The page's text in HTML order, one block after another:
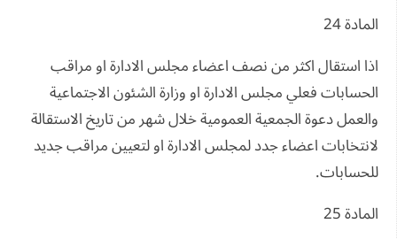
المادة 24
اذا استقال اكثر من نصف اعضاء مجلس الادارة او مراقب
الحسابات فعلي مجلس الادارة او وزارة الشئون الاجتماعية
والعمل دعوة الجمعية العمومية خلال شهر من تاريخ الاستقالة
لانتخابات اعضاء جدد لمجلس الادارة او لتعيين مراقب جديد
للحسابات.
المادة 25